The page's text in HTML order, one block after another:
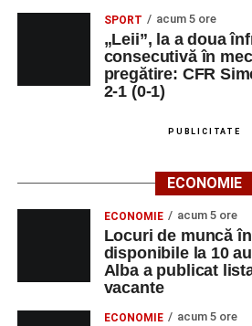
SPORT acum 5 ore
„Leii”, la a doua
consecutivă în
pregătire: CFR
2-1 (0-1)
PUBLICITATE
ECONOMIE
ECONOMIE acum 5 ore
Locuri de muncă
disponibile la 10
Alba a publicat
vacante
ECONOMIE acum 5 ore